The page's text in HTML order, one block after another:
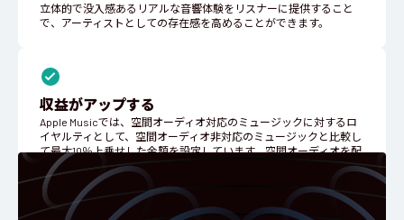
立体的で没入感あるリアルな音響体験をリスナーに提供すること
で、アーティストとしての存在感を高めることができます。
収益がアップする
Apple Musicでは、空間オーディオ対応のミュージックに対するロ
イヤルティとして、空間オーディオ非対応のミュージックと比較し
て最大10％上乗せした金額を設定しています。空間オーディオを配
信するだけで再生収益がアップするため、より大きな収益機会の創
出につながります。